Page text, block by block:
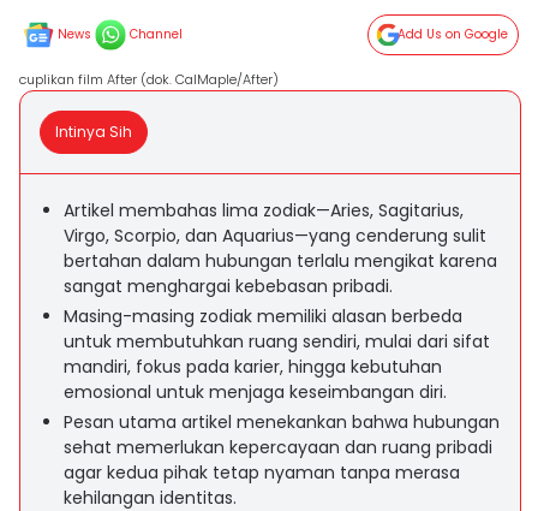
News Channel Add Us on Google
cuplikan film After (dok. CalMaple/After)
Intinya Sih
Artikel membahas lima zodiak—Aries, Sagitarius,
Virgo, Scorpio, dan Aquarius—yang cenderung sulit
bertahan dalam hubungan terlalu mengikat karena
sangat menghargai kebebasan pribadi.
Masing-masing zodiak memiliki alasan berbeda
untuk membutuhkan ruang sendiri, mulai dari sifat
mandiri, fokus pada karier, hingga kebutuhan
emosional untuk menjaga keseimbangan diri.
Pesan utama artikel menekankan bahwa hubungan
sehat memerlukan kepercayaan dan ruang pribadi
agar kedua pihak tetap nyaman tanpa merasa
kehilangan identitas.